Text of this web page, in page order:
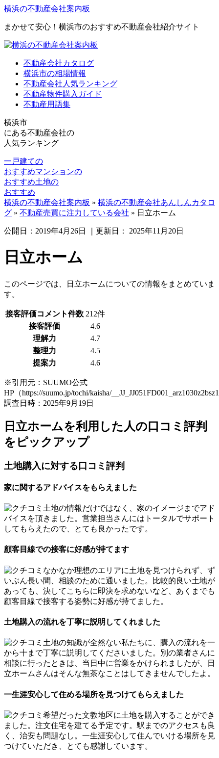
横浜の不動産会社案内板
まかせて安心！横浜市のおすすめ不動産会社紹介サイト
不動産会社カタログ
横浜市の相場情報
不動産会社人気ランキング
不動産物件購入ガイド
不動産用語集
横浜市
にある不動産会社の
人気ランキング
一戸建ての
おすすめマンションの
おすすめ土地の
おすすめ
横浜の不動産会社案内板 » 横浜の不動産会社あんしんカタロ
グ » 不動産売買に注力している会社 » 日立ホーム
公開日： 2019年4月26日 ｜更新日： 2025年11月20日
日立ホーム
このページでは、日立ホームについての情報をまとめていま
す。
接客評価コメント件数 212件
接客評価
4.6
理解力
4.7
整理力
4.5
提案力
4.6
※引用元：SUUMO公式
HP（https://suumo.jp/tochi/kaisha/
調査日時：2025年9月19日
日立ホームを利用した人の口コミ評判
をピックアップ
土地購入に対する口コミ評判
家に関するアドバイスをもらえました
土地の情報だけではなく、家のイメージまでアド
バイスを頂きました。営業担当さんにはトータルでサポート
してもらえたので、とても良かったです。
顧客目線での接客に好感が持てます
なかなか理想のエリアに土地を見つけられず、ず
いぶん長い間、相談のために通いました。比較的良い土地が
あっても、決してこちらに即決を求めないなど、あくまでも
顧客目線で接客する姿勢に好感が持てました。
土地購入の流れを丁寧に説明してくれました
土地の知識が全然ない私たちに、購入の流れを一
から十まで丁寧に説明してくださいました。別の業者さんに
相談に行ったときは、当日中に営業をかけられましたが、日
立ホームさんはそんな無茶なことはしてきませんでしたよ。
一生涯安心して住める場所を見つけてもらえました
希望だった文教地区に土地を購入することができ
ました。注文住宅を建てる予定です。駅までのアクセスも良
く、治安も問題なし。一生涯安心して住んでいける場所を見
つけていただき、とても感謝しています。